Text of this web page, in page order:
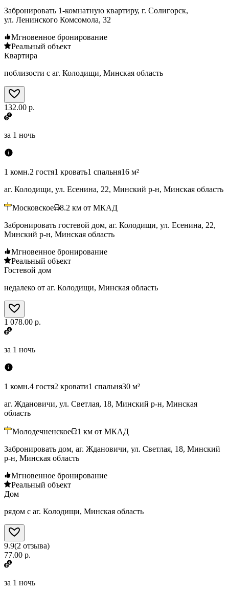
Забронировать 1-комнатную квартиру, г. Солигорск,
ул. Ленинского Комсомола, 32
Мгновенное бронирование
Реальный объект
Квартира
поблизости с аг. Колодищи, Минская область
132.00 р.
за 1 ночь
1 комн.2 гостя1 кровать1 спальня16 м²
аг. Колодищи, ул. Есенина, 22, Минский р-н, Минская область
Московское 8.2 км от МКАД
Забронировать гостевой дом, аг. Колодищи, ул. Есенина, 22,
Минский р-н, Минская область
Мгновенное бронирование
Реальный объект
Гостевой дом
недалеко от аг. Колодищи, Минская область
1 078.00 р.
за 1 ночь
1 комн.4 гостя2 кровати1 спальня30 м²
аг. Ждановичи, ул. Светлая, 18, Минский р-н, Минская
область
Молодечненское 1 км от МКАД
Забронировать дом, аг. Ждановичи, ул. Светлая, 18, Минский
р-н, Минская область
Мгновенное бронирование
Реальный объект
Дом
рядом с аг. Колодищи, Минская область
9.9(2 отзыва)
77.00 р.
за 1 ночь